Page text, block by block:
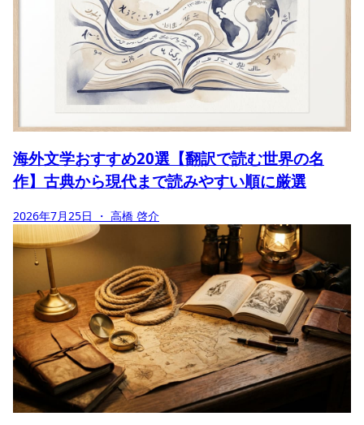
海外文学おすすめ20選【翻訳で読む世界の名
作】古典から現代まで読みやすい順に厳選
2026年7月25日 ・ 高橋 啓介